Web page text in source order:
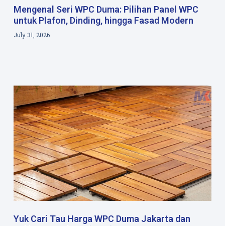
Mengenal Seri WPC Duma: Pilihan Panel WPC
untuk Plafon, Dinding, hingga Fasad Modern
July 31, 2026
Yuk Cari Tau Harga WPC Duma Jakarta dan